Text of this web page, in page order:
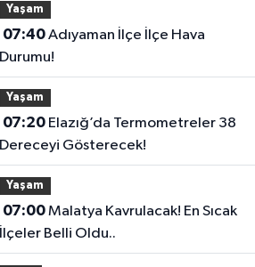
Yaşam
07:40Adıyaman İlçe İlçe Hava
Durumu!
Yaşam
07:20Elazığ’da Termometreler 38
Dereceyi Gösterecek!
Yaşam
07:00Malatya Kavrulacak! En Sıcak
İlçeler Belli Oldu..